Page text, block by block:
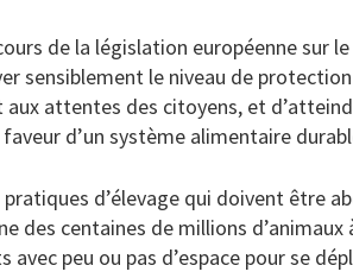
de la législation européenne sur
sensiblement le niveau de
attentes des citoyens, et
faveur d’un système alimentaire
pratiques d’élevage qui doivent être
des centaines de millions
avec peu ou pas d’espace pour se